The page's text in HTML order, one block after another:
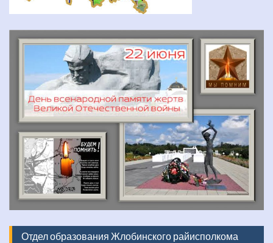
Отдел образования Жлобинского райисполкома